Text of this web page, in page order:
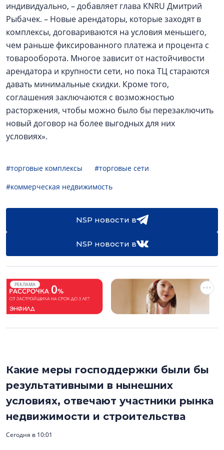
индивидуально, – добавляет глава KNRU Дмитрий
Рыбачек. – Новые арендаторы, которые заходят в
комплексы, договариваются на условия меньшего,
чем раньше фиксированного платежа и процента с
товарооборота. Многое зависит от настойчивости
арендатора и крупности сети, но пока ТЦ стараются
давать минимальные скидки. Кроме того,
соглашения заключаются с возможностью
расторжения, чтобы можно было бы перезаключить
новый договор на более выгодных для них
условиях».
#торговые комплексы
#торговые сети
#коммерческая недвижимость
NSP новости в
NSP новости в
РЕКЛАМА
Какие меры господдержки были бы
результативными в нынешних
условиях, отвечают участники рынка
недвижимости и строительства
Сегодня в 10:01